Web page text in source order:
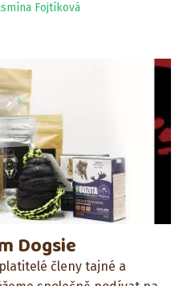
Fojtíková
Dogsie
členy tajné a